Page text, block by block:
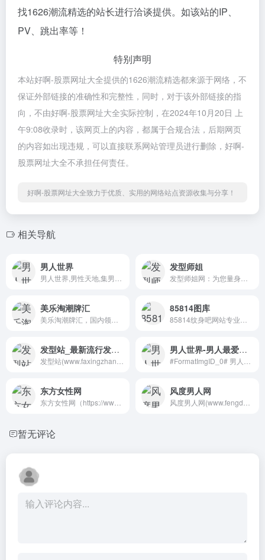
找1626潮流精选的站长进行洽谈提供。如该站的IP、
PV、跳出率等！
特别声明
本站好啊-股票网址大全提供的1626潮流精选都来源于网络，不
保证外部链接的准确性和完整性，同时，对于该外部链接的指
向，不由好啊-股票网址大全实际控制，在2024年10月20日 上
午9:08收录时，该网页上的内容，都属于合规合法，后期网页
的内容如出现违规，可以直接联系网站管理员进行删除，好啊-
股票网址大全不承担任何责任。
好啊-股票网址大全致力于优质、实用的网络站点资源收集与分享！
相关导航
男人世界 发型师姐
美乐淘潮牌汇 85814图库
发型站_最新流行发型设计发型图片与美发造型门户网 男人世界-男人最爱上的网站
东方女性网 风度男人网
暂无评论